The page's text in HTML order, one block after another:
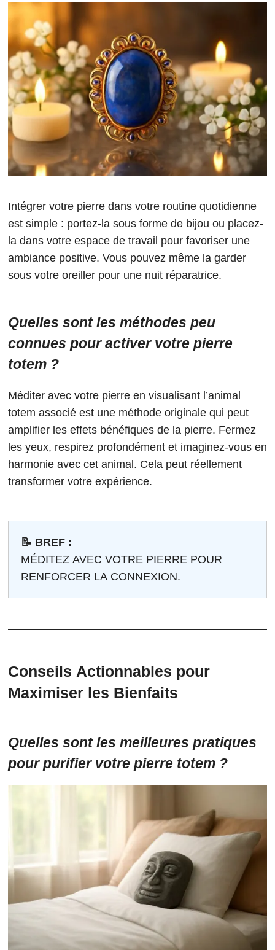
Intégrer votre pierre dans votre routine quotidienne
est simple : portez-la sous forme de bijou ou placez-
la dans votre espace de travail pour favoriser une
ambiance positive. Vous pouvez même la garder
sous votre oreiller pour une nuit réparatrice.
Quelles sont les méthodes peu
connues pour activer votre pierre
totem ?
Méditer avec votre pierre en visualisant l’animal
totem associé est une méthode originale qui peut
amplifier les effets bénéfiques de la pierre. Fermez
les yeux, respirez profondément et imaginez-vous en
harmonie avec cet animal. Cela peut réellement
transformer votre expérience.
📝 BREF :
MÉDITEZ AVEC VOTRE PIERRE POUR
RENFORCER LA CONNEXION.
Conseils Actionnables pour
Maximiser les Bienfaits
Quelles sont les meilleures pratiques
pour purifier votre pierre totem ?